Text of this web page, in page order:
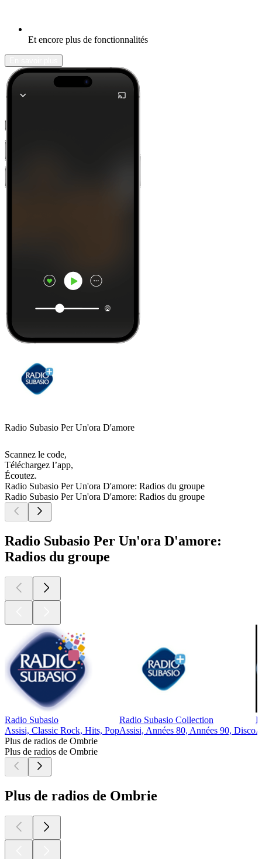
Et encore plus de fonctionnalités
Radio Subasio Per Un'ora D'amore
Scannez le code,
Téléchargez l’app,
Écoutez.
Radio Subasio Per Un'ora D'amore: Radios du groupe
Radio Subasio Per Un'ora D'amore: Radios du groupe
Radio Subasio Per Un'ora D'amore:
Radios du groupe
Radio Subasio
Assisi, Classic Rock, Hits, Pop
Radio Subasio Collection
Assisi, Années 80, Années 90, Disco
Plus de radios de Ombrie
Plus de radios de Ombrie
Plus de radios de Ombrie